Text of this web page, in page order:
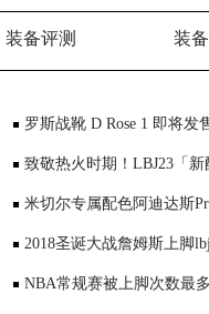
装备评测 装
罗斯战靴 D Rose 1 即将发
致敬热火时期！LBJ23「新
米切尔专属配色阿迪达斯
2018圣诞大战詹姆斯上脚
NBA常规赛被上脚次数最